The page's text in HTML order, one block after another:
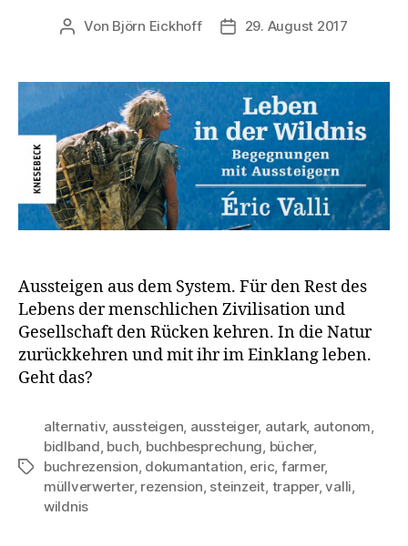
Beitragsautor
Von Björn Eickhoff Veröffentlichungsdatum
29. August 2017
Aussteigen aus dem System. Für den Rest des
Lebens der menschlichen Zivilisation und
Gesellschaft den Rücken kehren. In die Natur
zurückkehren und mit ihr im Einklang leben.
Geht das?
Schlagwörter
alternativ, aussteigen aussteiger, autark, autonom
bidlband buch buchbesprechung bücher,
buchrezension dokumantation eric farmer,
müllverwerter, rezension steinzeit trapper,valli
wildnis